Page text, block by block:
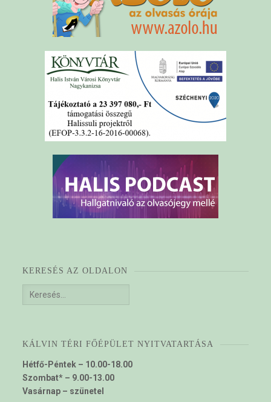
KERESÉS AZ OLDALON
Keresés:
KÁLVIN TÉRI FŐÉPÜLET NYITVATARTÁSA
Hétfő-Péntek – 10.00-18.00
Szombat* – 9.00-13.00
Vasárnap – szünetel